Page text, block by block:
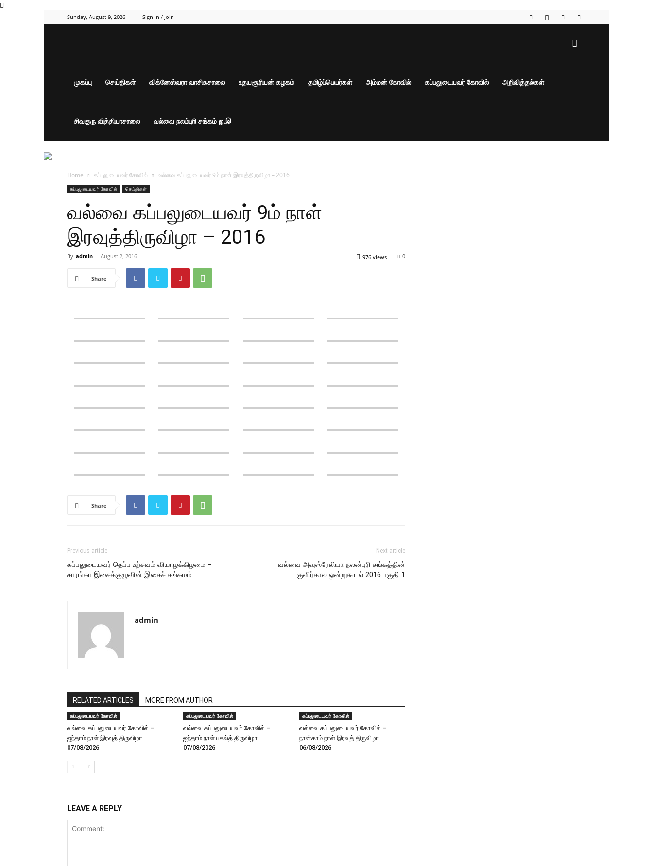
Sunday, August 9, 2026 Sign in / Join
முகப்பு செய்திகள் விக்னேஸ்வரா வாசிகசாலை உதயசூரியன் கழகம் தமிழ்ப்பெயர்கள் அம்மன் கோவில் கப்பலுடையவர் கோவில் அறிவித்தல்கள்
சிவகுரு வித்தியாசாலை வல்வை நலம்புரி சங்கம் ஐ.இ
Home கப்பலுடையவர் கோவில் வல்வை கப்பலுடையவர் 9ம் நாள் இரவுத்திருவிழா – 2016
கப்பலுடையவர் கோவில் செய்திகள்
வல்வை கப்பலுடையவர் 9ம் நாள்
இரவுத்திருவிழா – 2016
By admin - August 2, 2016 0
976 views
Share
Share
Previous article
கப்பலுடையவர் தெப்ப உற்சவம் வியாழக்கிழமை –
சாரங்கா இசைக்குழுவின் இசைச் சங்கமம்
Next article
வல்வை அவுஸ்ரேலியா நலன்புரி சங்கத்தின்
குளிர்கால ஒன்றுகூடல் 2016 பகுதி 1
admin
RELATED ARTICLES MORE FROM AUTHOR
கப்பலுடையவர் கோவில்
வல்வை கப்பலுடையவர் கோவில் –
ஐந்தாம் நாள் இரவுத் திருவிழா
07/08/2026
கப்பலுடையவர் கோவில்
வல்வை கப்பலுடையவர் கோவில் –
ஐந்தாம் நாள் பகல்த் திருவிழா
07/08/2026
கப்பலுடையவர் கோவில்
வல்வை கப்பலுடையவர் கோவில் –
நான்காம் நாள் இரவுத் திருவிழா
06/08/2026
LEAVE A REPLY